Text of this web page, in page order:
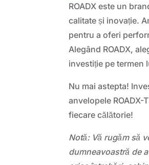
ROADX este un
calitate și inovație.
pentru a oferi
Alegând ROADX,
investiție pe termen
Nu mai astepta!
anvelopele ROADX-
fiecare călătorie!
Notă: Vă rugăm să
dumneavoastră de